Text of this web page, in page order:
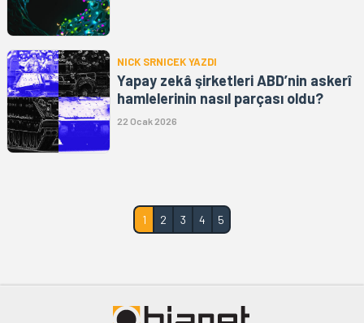
NICK SRNICEK YAZDI
Yapay zekâ şirketleri ABD’nin askerî
hamlelerinin nasıl parçası oldu?
22 Ocak 2026
1 2 3 4 5